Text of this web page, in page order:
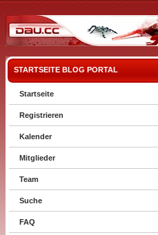
STARTSEITE BLOG PORTAL
Startseite
Registrieren
Kalender
Mitglieder
Team
Suche
FAQ